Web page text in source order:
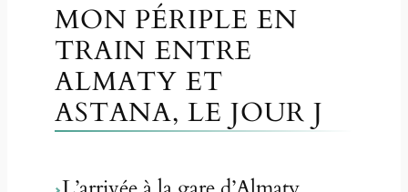
MON PÉRIPLE EN
TRAIN ENTRE
ALMATY ET
ASTANA, LE JOUR J